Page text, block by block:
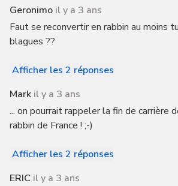
Geronimo il y a 3 ans
Faut se reconvertir en rabbin au moins
blagues ??
Afficher les 2 réponses
Mark il y a 3 ans
... on pourrait rappeler la fin de carrière
rabbin de France ! ;-)
Afficher les 2 réponses
ERIC il y a 3 ans